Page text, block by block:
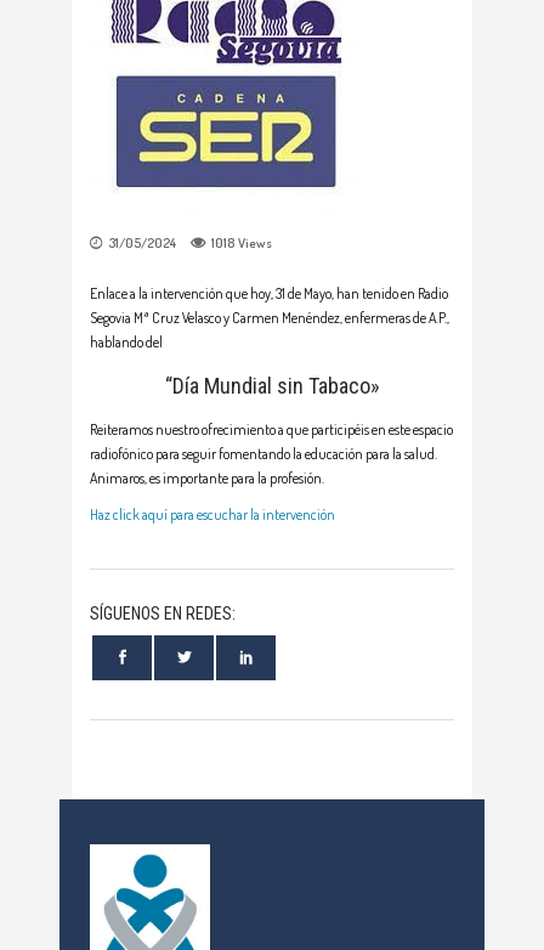
31/05/2024 1018 Views
Enlace a la intervención que hoy, 31 de Mayo, han tenido en Radio
Segovia Mª Cruz Velasco y Carmen Menéndez, enfermeras de A.P.,
hablando del
“Día Mundial sin Tabaco»
Reiteramos nuestro ofrecimiento a que participéis en este espacio
radiofónico para seguir fomentando la educación para la salud.
Animaros, es importante para la profesión.
Haz click aquí para escuchar la intervención
SÍGUENOS EN REDES: